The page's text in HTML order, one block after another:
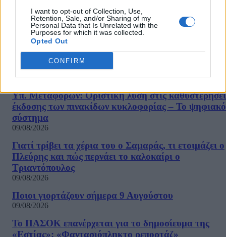
I want to opt-out of Collection, Use,
Retention, Sale, and/or Sharing of my
Personal Data that Is Unrelated with the
Purposes for which it was collected.
Opted Out
CONFIRM
Τουρνάς: «Πάνω από 400 πυρκαγιές σε ένα 10ήμερο
-Από αμέλεια το 90% των πυρκαγιών», το «Plan
στην Αττικοβοιωτία
09/08/2026
Δεύτερη πηγή εισοδήματος για τους επαγγελματίες
ψαράδες ο αλιευτικός τουρισμός
09/08/2026
Υπ. Μεταφορών: Οριστική λύση στις
έκδοσης των πινακίδων κυκλοφορίας – Το ψηφιακό
σύστημα
09/08/2026
Γιατί τρίβει τα χέρια του ο Σαμαράς, τι ετοιμάζει ο
Πλεύρης και πώς περνάει το καλοκαίρι ο
Τριαντόπουλος
09/08/2026
Ποιοι γιορτάζουν σήμερα 9 Αυγούστου
09/08/2026
Το ΠΑΣΟΚ επανέρχεται για το δημοσίευμα της
«Εστίας»: «Φαντασιόπληκτο ρεπορτάζ»